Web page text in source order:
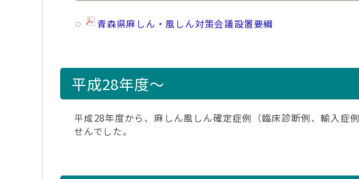
青森県麻しん・風しん対策会議設置要綱
平成28年度～
平成28年度から、麻しん風しん確定症例（臨床診断例、輸入症
せんでした。